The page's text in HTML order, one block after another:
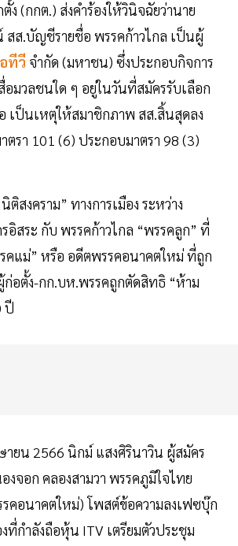
ตั้ง (กกต.) ส่งคำร้องให้วินิจฉัยว่านาย
สส.บัญชีรายชื่อ พรรคก้าวไกล เป็นผู้
ทีวี จำกัด (มหาชน) ซึ่งประกอบกิจการ
มวลชนใด ๆ อยู่ในวันที่สมัครรับเลือก
เป็นเหตุให้สมาชิกภาพ สส.สิ้นสุดลง
ตรา 101 (6) ประกอบมาตรา 98 (3)
สงคราม” ทางการเมือง ระหว่าง
อิสระ กับ พรรคก้าวไกล “พรรคลูก” ที่
คแม่” หรือ อดีตพรรคอนาคตใหม่ ที่ถูก
ก่อตั้ง-กก.บห.พรรคถูกตัดสิทธิ “ห้าม
ปี
ายน 2566 นิกม์ แสงศิรินาวิน ผู้สมัคร
งจอก คลองสามวา พรรคภูมิใจไทย
คอนาคตใหม่) โพสต์ข้อความลงเฟซบุ๊ก
ที่กำลังถือหุ้น ITV เตรียมตัวประชุม